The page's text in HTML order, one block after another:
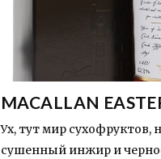
MACALLAN
Ух, тут мир сухофруктов,
сушенный инжир и